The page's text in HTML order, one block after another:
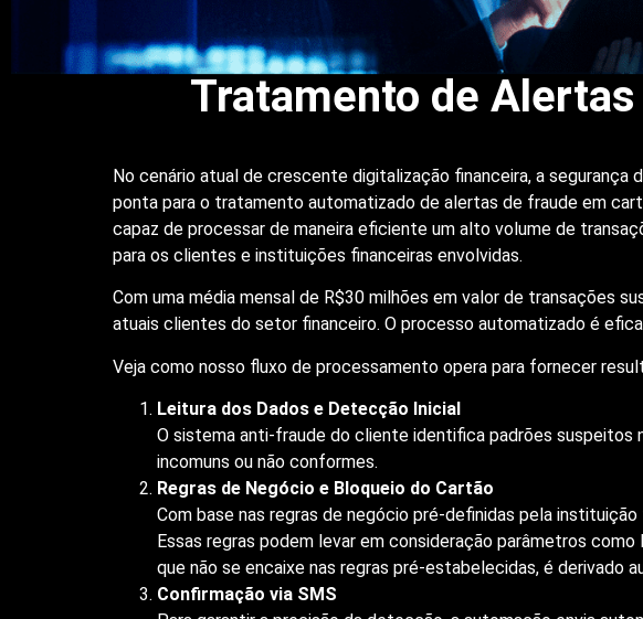
Tratamento de
No cenário atual de crescente digitalização financeira, a
ponta para o tratamento automatizado de alertas de fraude em
capaz de processar de maneira eficiente um alto volume de
para os clientes e instituições financeiras envolvidas.
Com uma média mensal de R$30 milhões em valor de transações
atuais clientes do setor financeiro. O processo automatizado é
Veja como nosso fluxo de processamento opera para fornecer
Leitura dos Dados e Detecção Inicial
O sistema anti-fraude do cliente identifica padrões suspeitos
incomuns ou não conformes.
Regras de Negócio e Bloqueio do Cartão
Com base nas regras de negócio pré-definidas pela
Essas regras podem levar em consideração parâmetros
que não se encaixe nas regras pré-estabelecidas, é derivado
Confirmação via SMS